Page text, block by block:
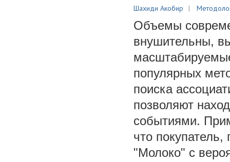
Шахиди Акобир
Объемы
внушительны,
популярных
поиска
позволяют
событиями.
что
"Молоко" с